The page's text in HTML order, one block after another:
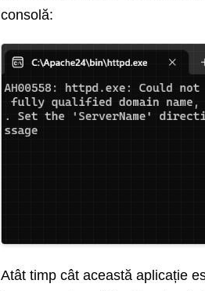
consolă:
Atât timp cât această aplicație